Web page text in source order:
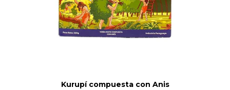
Kurupí compuesta con Anis